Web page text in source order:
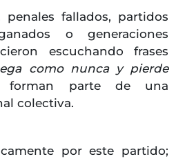
penales fallados, partidos
o generaciones
escuchando frases
como nunca y pierde
parte de una
colectiva.
por este partido;